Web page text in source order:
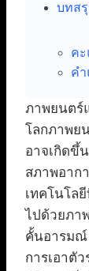
บทส
ค
ค
ภาพยนตร์
โลกภาพย
อาจเกิดขึ้
สภาพอาก
เทคโนโล
ไปด้วยภา
คั้นอารม
การเอาตั